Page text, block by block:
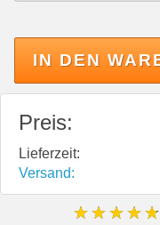
IN DEN
Preis:
Lieferzeit:
Versand:
★★★★★